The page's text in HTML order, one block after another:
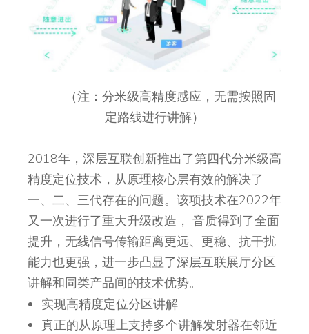
（注：分米级高精度感应，无需按照固
定路线进行讲解）
2018年，深层互联创新推出了第四代分米级高
精度定位技术，从原理核心层有效的解决了
一、二、三代存在的问题。该项技术在2022年
又一次进行了重大升级改造， 音质得到了全面
提升，无线信号传输距离更远、更稳、抗干扰
能力也更强，进一步凸显了深层互联展厅分区
讲解和同类产品间的技术优势。
实现高精度定位分区讲解
真正的从原理上支持多个讲解发射器在邻近